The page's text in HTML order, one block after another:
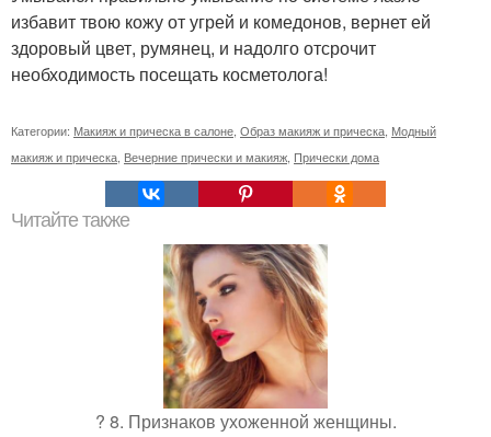
избавит твою кожу от угрей и комедонов, вернет ей
здоровый цвет, румянец, и надолго отсрочит
необходимость посещать косметолога!
Категории: Макияж и прическа в салоне Образ макияж и прическа Модный
макияж и прическа Вечерние прически и макияж Прически дома
Читайте также
? 8. Признаков ухоженной женщины.